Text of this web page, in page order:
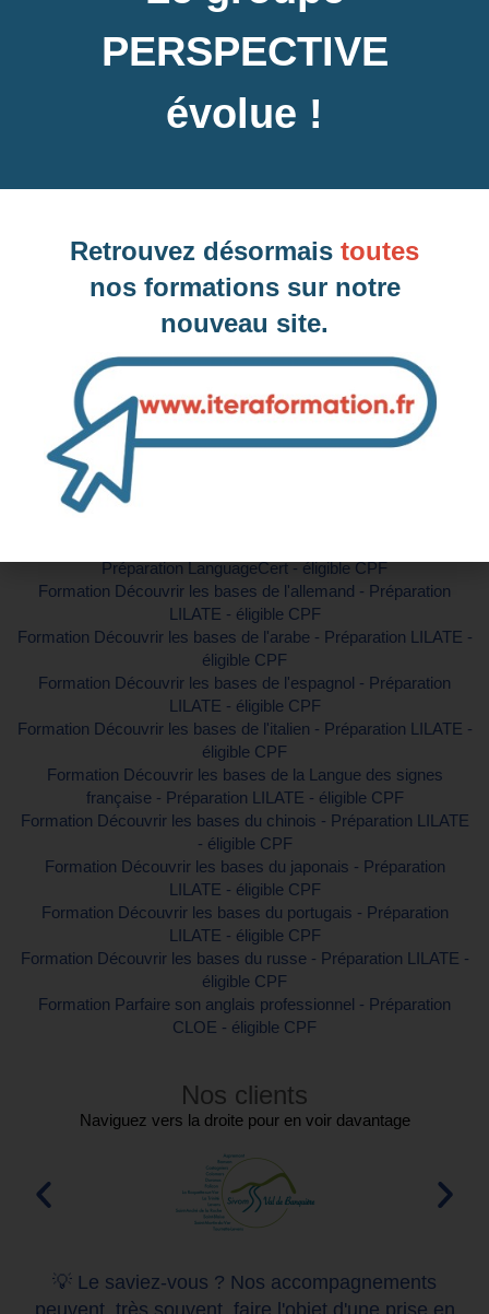
Inter-entreprise
Intra-entreprise et sur mesure
Contactez-nous pour plus d'informations
Formations similaires :
Formation Découvrir la pratique de la langue des signes pour
Préparation LanguageCert - éligible CPF
Formation Découvrir les bases de l'allemand - Préparation
LILATE - éligible CPF
Formation Découvrir les bases de l'arabe - Préparation LILATE -
éligible CPF
Formation Découvrir les bases de l'espagnol - Préparation
LILATE - éligible CPF
Formation Découvrir les bases de l'italien - Préparation LILATE -
éligible CPF
Formation Découvrir les bases de la Langue des signes
française - Préparation LILATE - éligible CPF
Formation Découvrir les bases du chinois - Préparation LILATE
- éligible CPF
Formation Découvrir les bases du japonais - Préparation
LILATE - éligible CPF
Formation Découvrir les bases du portugais - Préparation
LILATE - éligible CPF
Formation Découvrir les bases du russe - Préparation LILATE -
éligible CPF
Formation Parfaire son anglais professionnel - Préparation
CLOE - éligible CPF
Nos clients
Naviguez vers la droite pour en voir davantage
💡 Le saviez-vous ? Nos accompagnements
peuvent, très souvent, faire l'objet d'une prise en
PERSPECTIVE
évolue !
Retrouvez désormais toutes
nos formations sur notre
nouveau site.